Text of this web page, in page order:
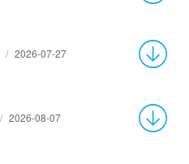
/ 2026-07-27
/ 2026-08-07